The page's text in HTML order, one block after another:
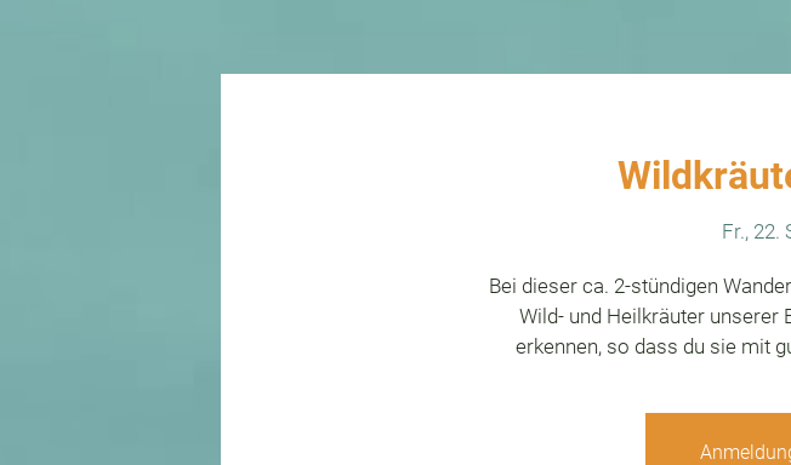
Fr., 22.
Bei dieser ca. 2-stündigen
Wild- und Heilkräuter unserer
erkennen, so dass du sie mit